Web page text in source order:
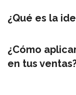
¿Qué es la
¿Cómo
en tus